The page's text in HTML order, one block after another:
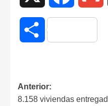
Compartir
Anterior:
8.158 viviendas